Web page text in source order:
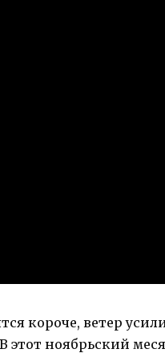
короче, ветер
ноябрьский